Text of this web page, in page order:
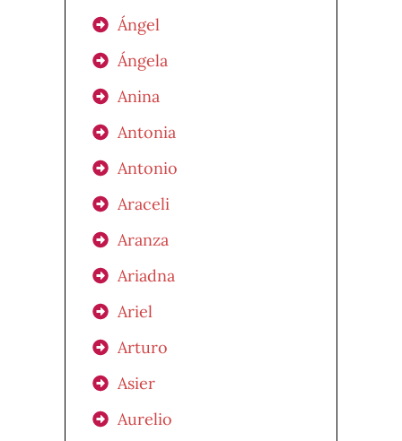
Ángel
Ángela
Anina
Antonia
Antonio
Araceli
Aranza
Ariadna
Ariel
Arturo
Asier
Aurelio